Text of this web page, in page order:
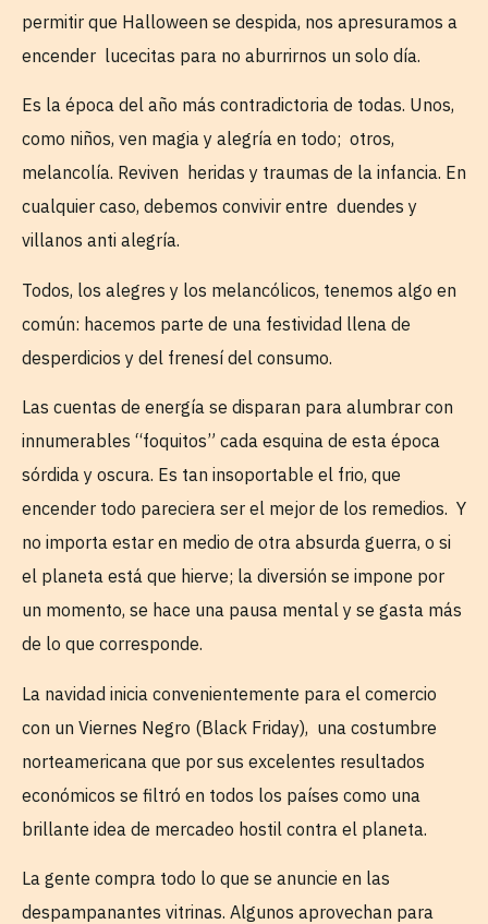
permitir que Halloween se despida, nos apresuramos a
encender lucecitas para no aburrirnos un solo día.
Es la época del año más contradictoria de todas. Unos,
como niños, ven magia y alegría en todo; otros,
melancolía. Reviven heridas y traumas de la infancia. En
cualquier caso, debemos convivir entre duendes y
villanos anti alegría.
Todos, los alegres y los melancólicos, tenemos algo en
común: hacemos parte de una festividad llena de
desperdicios y del frenesí del consumo.
Las cuentas de energía se disparan para alumbrar con
innumerables “foquitos” cada esquina de esta época
sórdida y oscura. Es tan insoportable el frio, que
encender todo pareciera ser el mejor de los remedios. Y
no importa estar en medio de otra absurda guerra, o si
el planeta está que hierve; la diversión se impone por
un momento, se hace una pausa mental y se gasta más
de lo que corresponde.
La navidad inicia convenientemente para el comercio
con un Viernes Negro (Black Friday), una costumbre
norteamericana que por sus excelentes resultados
económicos se filtró en todos los países como una
brillante idea de mercadeo hostil contra el planeta.
La gente compra todo lo que se anuncie en las
despampanantes vitrinas. Algunos aprovechan para